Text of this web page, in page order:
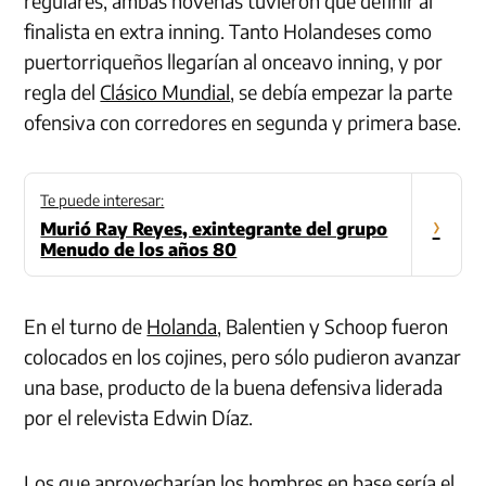
finalista en extra inning. Tanto Holandeses como
puertorriqueños llegarían al onceavo inning, y por
regla del Clásico Mundial, se debía empezar la parte
ofensiva con corredores en segunda y primera base.
Te puede interesar:
Murió Ray Reyes, exintegrante del grupo
Menudo de los años 80
›
En el turno de Holanda, Balentien y Schoop fueron
colocados en los cojines, pero sólo pudieron avanzar
una base, producto de la buena defensiva liderada
por el relevista Edwin Díaz.